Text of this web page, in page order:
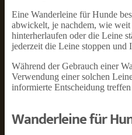
Eine Wanderleine für Hunde
abwickelt, je nachdem, wie
hinterherlaufen oder die Leine
jederzeit die Leine stoppen
Während der Gebrauch einer
Verwendung einer solchen
informierte Entscheidung
Wanderleine für